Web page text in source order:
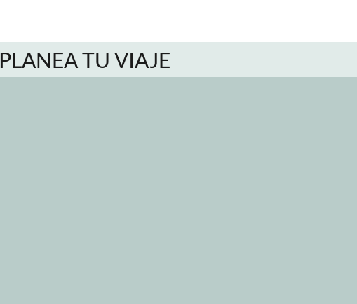
PLANEA TU VIAJE